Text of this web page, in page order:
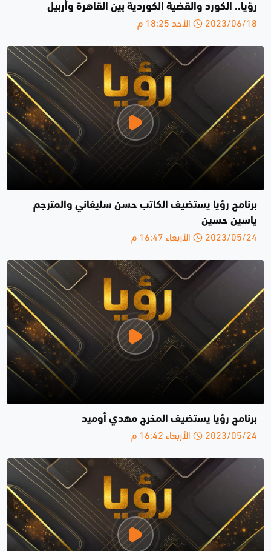
رؤيا.. الكورد والقضية الكوردية بين القاهرة وأربيل
2023/06/18 الأحد 18:25 م
برنامج رؤيا يستضيف الكاتب حسن سليفاني والمترجم
ياسين حسين
2023/05/24 الأربعاء 16:47 م
برنامج رؤيا يستضيف المخرج مهدي أوميد
2023/05/24 الأربعاء 16:42 م